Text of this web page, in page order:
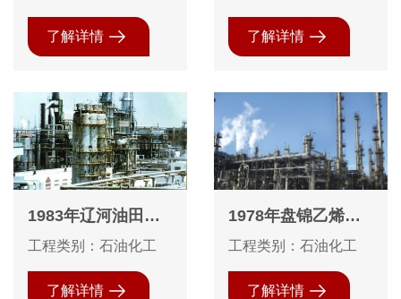
了解详情 了解详情
1983年辽河油田沥
青厂常减压装置防腐
工程类别：石油化工
了解详情
1978年盘锦乙烯装
置防腐保温工程
工程类别：石油化工
了解详情